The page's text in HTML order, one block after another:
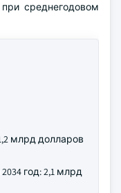
среднегодовом
млрд долларов
год: 2,1 млрд